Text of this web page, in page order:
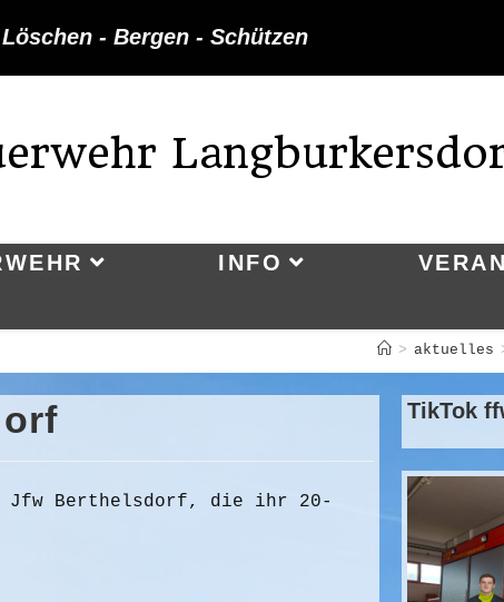
- Bergen - Schützen
INFO
> aktuelles
Jfw Berthelsdorf, die ihr 20-
TikTok